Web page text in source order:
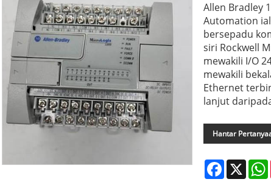
Allen Bradley
Automation
bersepadu
siri Rockwell
mewakili I/O
mewakili
Ethernet
lanjut
Hantar
Facebook
X